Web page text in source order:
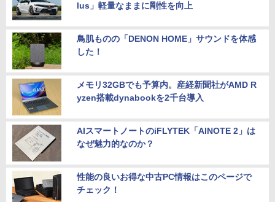
lus」軽量なままに剛性を向上
鳥肌ものの「DENON HOME」サウンドを体感
した！
メモリ32GBでも予算内。産経新聞社がAMD R
yzen搭載dynabookを2千台導入
AIスマートノートのiFLYTEK「AINOTE 2」は
なぜ魅力的なのか？
性能の良いお得な中古PC情報はこのページで
チェック！